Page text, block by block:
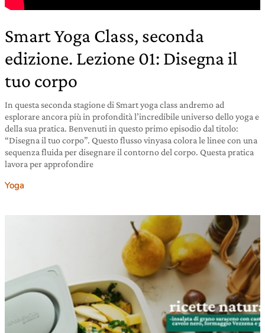
Smart Yoga Class, seconda
edizione. Lezione 01: Disegna il
tuo corpo
In questa seconda stagione di Smart yoga class andremo ad
esplorare ancora più in profondità l’incredibile universo dello yoga e
della sua pratica. Benvenuti in questo primo episodio dal titolo:
“Disegna il tuo corpo”. Questo flusso vinyasa colora le linee con una
sequenza fluida per disegnare il contorno del corpo. Questa pratica
lavora per approfondire
Yoga